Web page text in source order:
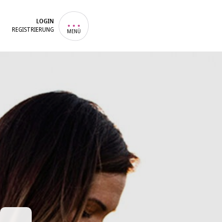
LOGIN
REGISTRIERUNG MENÜ